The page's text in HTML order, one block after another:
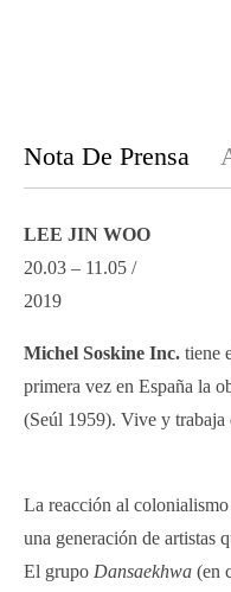
Nota De Prensa
LEE JIN WOO
20.03 – 11.05 /
2019
Michel Soskine Inc. tiene
primera vez en España la
(Seúl 1959). Vive y trabaja
La reacción al colonialismo
una generación de artistas
El grupo Dansaekhwa (en